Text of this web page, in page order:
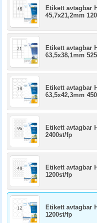
Etikett avtagbar
45,7x21,2mm
Etikett avtagbar
63,5x38,1mm
Etikett avtagbar
63,5x42,3mm
Etikett avtagbar
2400st/fp
Etikett avtagbar
1200st/fp
Etikett avtagbar
1200st/fp